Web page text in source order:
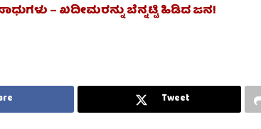
– ಖದೀಮರನ್ನು ಬೆನ್ನಟ್ಟಿ ಹಿಡಿದ ಜನ!
Tweet